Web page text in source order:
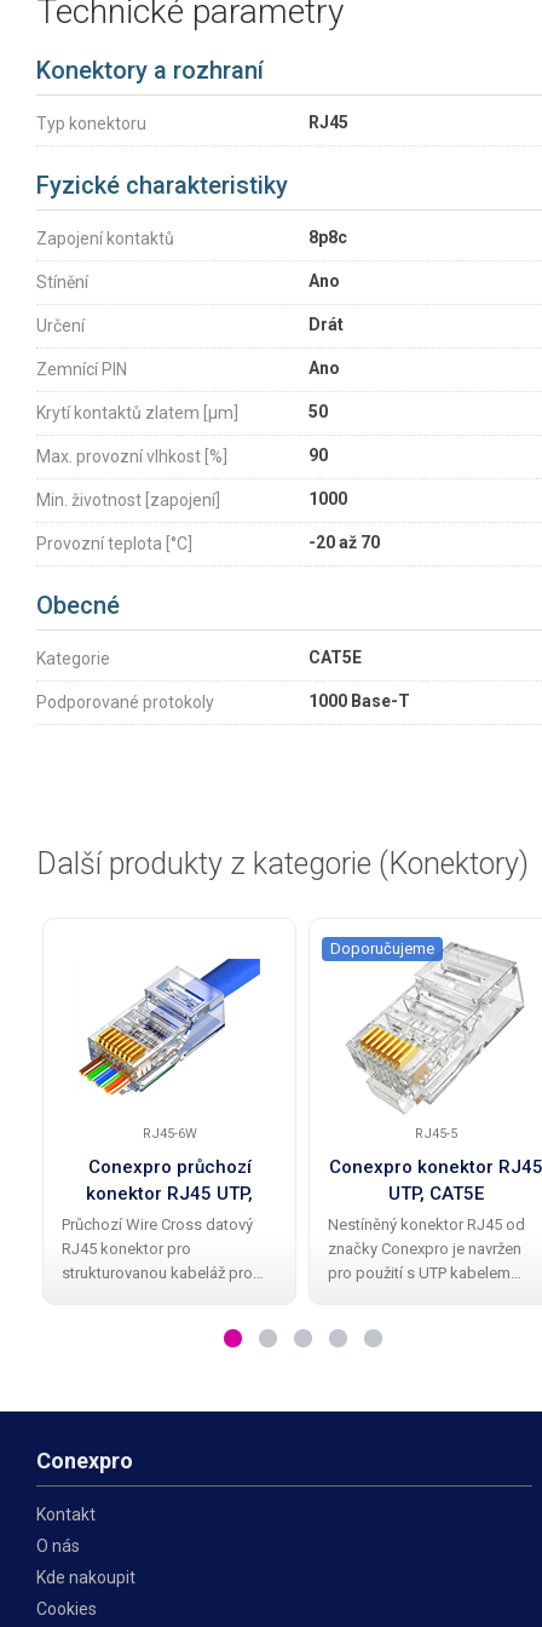
Technické parametry
Konektory a rozhraní
Typ konektoru RJ45
Fyzické charakteristiky
Zapojení kontaktů 8p8c
Stínění Ano
Určení Drát
Zemnící PIN Ano
Krytí kontaktů zlatem [µm] 50
Max. provozní vlhkost [%] 90
Min. životnost [zapojení] 1000
Provozní teplota [°C] -20 až 70
Obecné
Kategorie CAT5E
Podporované protokoly 1000 Base-T
Další produkty z kategorie (Konektory)
RJ45-6W
Conexpro průchozí
konektor RJ45 UTP,
CAT6, Wire Cross
Průchozí Wire Cross datový
RJ45 konektor pro
strukturovanou kabeláž pro
RJ45-5
Conexpro konektor RJ45
UTP, CAT5E
Doporučujeme
Nestíněný konektor RJ45 od
značky Conexpro je navržen
pro použití s UTP kabelem
součástí strukturované
Conexpro
Kontakt
O nás
Kde nakoupit
Cookies